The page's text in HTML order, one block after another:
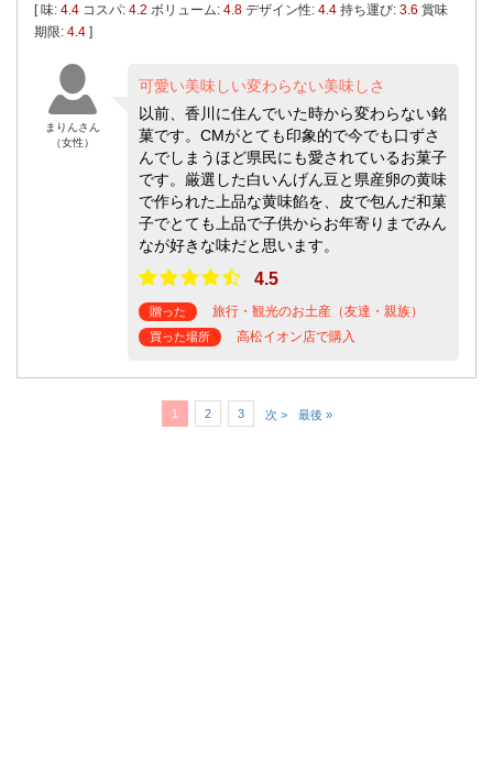
[ 味: 4.4 コスパ: 4.2 ボリューム: 4.8 デザイン性: 4.4 持ち運び: 3.6 賞味
期限: 4.4 ]
まりんさん
（女性）
可愛い美味しい変わらない美味しさ
以前、香川に住んでいた時から変わらない銘
菓です。CMがとても印象的で今でも口ずさ
んでしまうほど県民にも愛されているお菓子
です。厳選した白いんげん豆と県産卵の黄味
で作られた上品な黄味餡を、皮で包んだ和菓
子でとても上品で子供からお年寄りまでみん
なが好きな味だと思います。
4.5
贈った 旅行・観光のお土産（友達・親族）
買った場所 高松イオン店で購入
1 2 3 次 > 最後 »